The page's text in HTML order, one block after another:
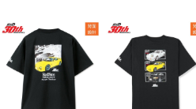
宅配
每筆NT$80，滿NT$1,500(含以上)免運